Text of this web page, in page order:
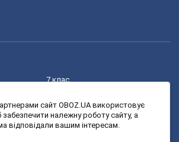
7 клас
9 клас
сайт OBOZ.UA використовує
належну роботу сайту, а
відповідали вашим інтересам.